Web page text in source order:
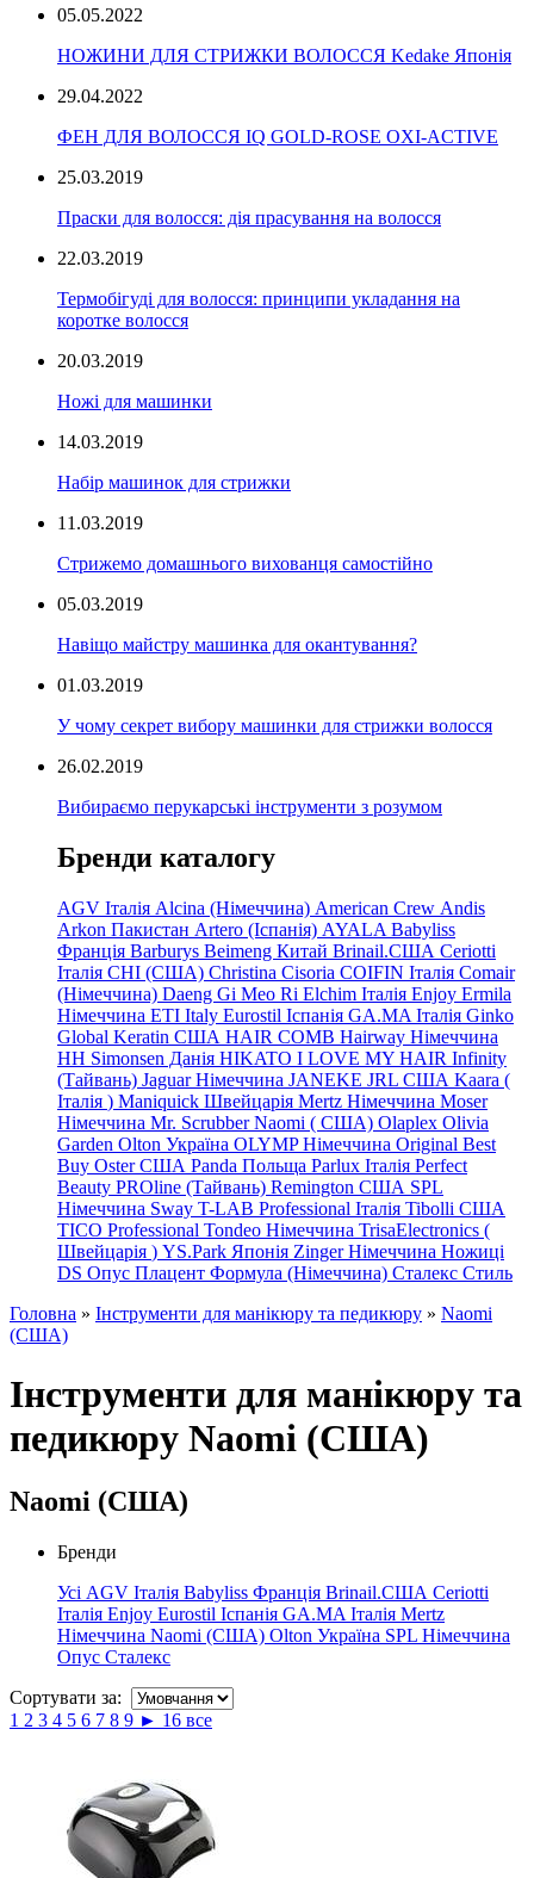
05.05.2022
НОЖИНИ ДЛЯ СТРИЖКИ ВОЛОССЯ Kedake Японія
29.04.2022
ФЕН ДЛЯ ВОЛОССЯ IQ GOLD-ROSE OXI-ACTIVE
25.03.2019
Праски для волосся: дія прасування на волосся
22.03.2019
Термобігуді для волосся: принципи укладання на
коротке волосся
20.03.2019
Ножі для машинки
14.03.2019
Набір машинок для стрижки
11.03.2019
Стрижемо домашнього вихованця самостійно
05.03.2019
Навіщо майстру машинка для окантування?
01.03.2019
У чому секрет вибору машинки для стрижки волосся
26.02.2019
Вибираємо перукарські інструменти з розумом
Бренди каталогу
AGV Італія Alcina (Німеччина) American Crew Andis
Arkon Пакистан Artero (Іспанія) AYALA Babyliss
Франція Barburys Beimeng Китай Brinail.США Ceriotti
Італія CHI (США) Christina Cisoria COIFIN Італія Comair
(Німеччина) Daeng Gi Meo Ri Elchim Італія Enjoy Ermila
Німеччина ETI Italy Eurostil Іспанія GA.MA Італія Ginko
Global Keratin США HAIR COMB Hairway Німеччина
HH Simonsen Данія HIKATO I LOVE MY HAIR Infinity
(Тайвань) Jaguar Німеччина JANEKE JRL США Kaara (
Італія ) Maniquick Швейцарія Mertz Німеччина Moser
Німеччина Mr. Scrubber Naomi ( США) Olaplex Olivia
Garden Olton Україна OLYMP Німеччина Original Best
Buy Oster США Panda Польща Parlux Італія Perfect
Beauty PROline (Тайвань) Remington США SPL
Німеччина Sway T-LAB Professional Італія Tibolli США
TICO Professional Tondeo Німеччина TrisaElectronics (
Швейцарія ) YS.Park Японія Zinger Німеччина Ножиці
DS Опус Плацент Формула (Німеччина) Сталекс Стиль
Головна » Інструменти для манікюру та педикюру » Naomi
(США)
Інструменти для манікюру та
педикюру Naomi (США)
Naomi (США)
Бренди
Усі AGV Італія Babyliss Франція Brinail.США Ceriotti
Італія Enjoy Eurostil Іспанія GA.MA Італія Mertz
Німеччина Naomi (США) Olton Україна SPL Німеччина
Опус Сталекс
Сортувати за:
1 2 3 4 5 6 7 8 9 ► 16 все